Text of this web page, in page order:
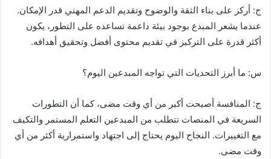
ج: أركز على بناء الثقة والوضوح وتقديم الدعم المهني قدر الإمكان.
عندما يشعر المبدع بوجود بيئة داعمة تساعده على التطور، يكون
أكثر قدرة على التركيز في تقديم محتوى أفضل وتحقيق أهدافه.
س: ما أبرز التحديات التي تواجه المبدعين اليوم؟
ج: المنافسة أصبحت أكبر من أي وقت مضى، كما أن التطورات
السريعة في المنصات تتطلب من المبدعين التعلم المستمر والتكيف
مع التغييرات. النجاح اليوم يحتاج إلى اجتهاد واستمرارية أكثر من أي
وقت مضى.